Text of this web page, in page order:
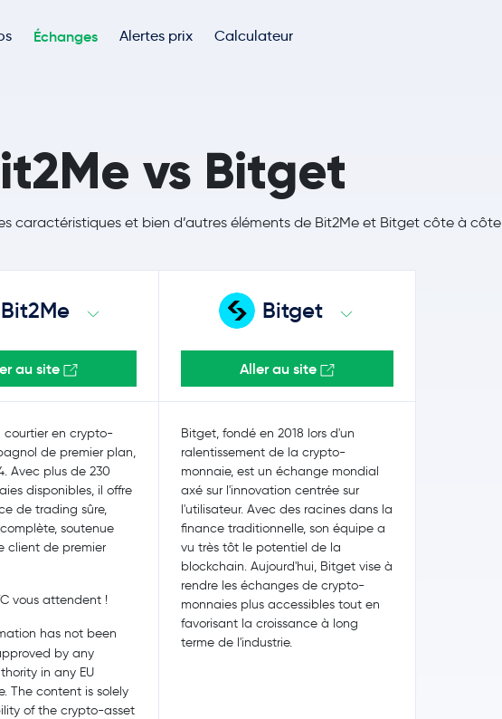
Échanges Alertes prix Calculateur
vs Bitget
caractéristiques et bien d’autres éléments de Bit2Me et Bitget côte à côte
Bit2Me
au site
courtier en crypto-
de premier plan,
Avec plus de 230
disponibles, il offre
de trading sûre,
soutenue
client de premier
vous attendent !
has not been
by any
in any EU
The content is solely
of the crypto-asset
Bitget
Aller au site
Bitget, fondé en 2018 lors d'un
ralentissement de la crypto-
monnaie, est un échange mondial
axé sur l'innovation centrée sur
l'utilisateur. Avec des racines dans la
finance traditionnelle, son équipe a
vu très tôt le potentiel de la
blockchain. Aujourd'hui, Bitget vise à
rendre les échanges de crypto-
monnaies plus accessibles tout en
favorisant la croissance à long
terme de l'industrie.